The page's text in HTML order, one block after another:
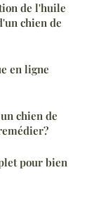
de l'huile
chien de
en ligne
chien de
pour bien